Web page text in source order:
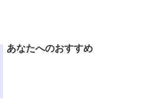
あなたへのおすすめ